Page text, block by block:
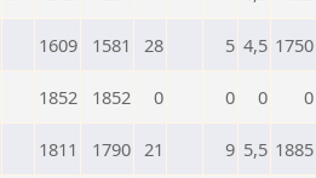
1609 1581 28 5 4,5 1750
1852 1852 0 0 0 0
1811 1790 21 9 5,5 1885